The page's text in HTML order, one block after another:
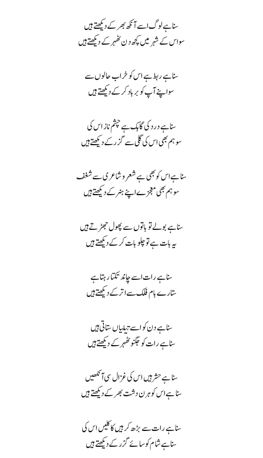
سنا ہے لوگ اسے آنکھ بھر کے دیکھتے ہیں
سو اس کے شہر میں کچھ دن ٹھہر کے دیکھتے ہیں
سنا ہے ربط ہے اس کو خراب حالوں سے
سو اپنے آپ کو برباد کر کے دیکھتے ہیں
سنا ہے درد کی گاہک ہے چشم ناز اس کی
سو ہم بھی اس کی گلی سے گزر کے دیکھتے ہیں
سنا ہے اس کو بھی ہے شعر و شاعری سے شغف
سو ہم بھی معجزے اپنے ہنر کے دیکھتے ہیں
سنا ہے بولے تو باتوں سے پھول جھڑتے ہیں
یہ بات ہے تو چلو بات کر کے دیکھتے ہیں
سنا ہے رات اسے چاند تکتا رہتا ہے
ستارے بام فلک سے اتر کے دیکھتے ہیں
سنا ہے دن کو اسے تتلیاں ستاتی ہیں
سنا ہے رات کو جگنو ٹھہر کے دیکھتے ہیں
سنا ہے حشر ہیں اس کی غزال سی آنکھیں
سنا ہے اس کو ہرن دشت بھر کے دیکھتے ہیں
سنا ہے رات سے بڑھ کر ہیں کاکلیں اس کی
سنا ہے شام کو سائے گزر کے دیکھتے ہیں